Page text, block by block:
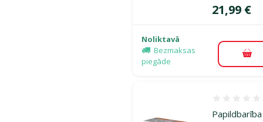
Cena
21,99 €
Noliktavā
Bezmaksas
piegāde
Papildbarība